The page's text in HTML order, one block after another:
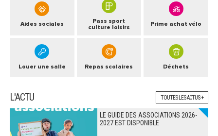
Aides sociales
Pass sport
culture loisirs
Prime achat vélo
Louer une salle Repas scolaires Déchets
L'ACTU TOUTES LES ACTUS +
LE GUIDE DES ASSOCIATIONS 2026-
2027 EST DISPONIBLE